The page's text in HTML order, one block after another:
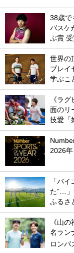
38歳で
バスケ
ぶ賞 受
世界の
ブレイ
学ぶこ
《ラ
面のリ
技愛「
2026
「バ
た”…」
ふるさ
《山
名ラン
ロンパ